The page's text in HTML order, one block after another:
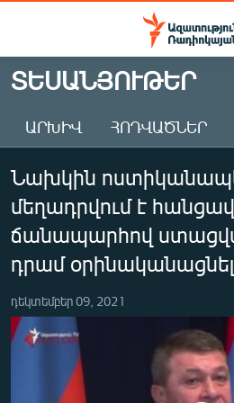
Մատչելիության
Անցնել
հիմնական
Անցնել
հիմնական
մենյուին
Որոնում
ԱԶԱՏՈՒԹՅՈՒՆ TV
ՀԱՅԱՍՏԱՆ
ԸՆՏՐՈՒԹՅՈՒՆՆԵՐ 2026
ԻՐԱՎՈՒՆՔ
ՀԱՍԱՐԱԿՈՒԹՅՈՒՆ
ՂԱՐԱԲԱՂ
ՊԱՏԵՐԱԶՄԻ 6 ՇԱԲԱԹՆԵՐԸ
ՏԱՐԱԾԱՇՐՋԱՆ
ՏԵՍԱՆՅՈՒԹԵՐ
ԱՐԽԻՎ ՀՈԴՎԱԾՆԵՐ
Նախկին
մեղադրվում է
ճանապարհով
դրամ
դեկտեմբեր 09, 2021